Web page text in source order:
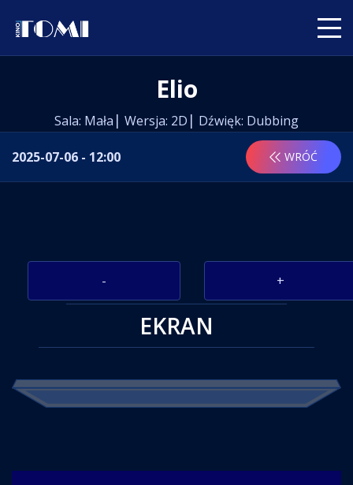
Elio
Sala: Mała Wersja: 2D Dźwięk: Dubbing
WRÓĆ
2025-07-06 - 12:00
- +
EKRAN